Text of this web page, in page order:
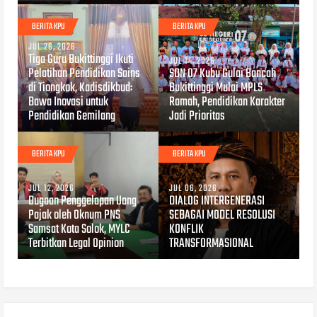
BERITA KPU
JUL 26, 2026
Tiga Guru Bukittinggi Ikuti
Pelatihan Pendidikan Sains
di Tiongkok, Kadisdikbud:
Bawa Inovasi untuk
Pendidikan Gemilang
BERITA KPU
JUL 14, 2026
SDN 07 Kubu Gulai Bancah
Bukittinggi Mulai MPLS
Ramah, Pendidikan Karakter
Jadi Prioritas
BERITA KPU
JUL 12, 2026
Dugaan Penggelapan Uang
Pajak oleh Oknum PNS
Samsat Kota Solok, MYLC
Terbitkan Legal Opinion
BERITA KPU
JUL 06, 2026
DIALOG INTERGENERASI
SEBAGAI MODEL RESOLUSI
KONFLIK
TRANSFORMASIONAL